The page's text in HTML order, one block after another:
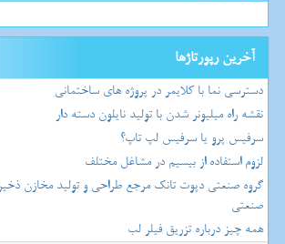
آخرین رپورتاژها
دسترسی نما با کلایمر در پروژه های ساختمانی
نقشه راه میلیونر شدن با تولید نایلون دسته دار
سرفیس پرو یا سرفیس لپ تاپ؟
لزوم استفاده از بیسیم در مشاغل مختلف
گروه صنعتی دپوت تانک مرجع طراحی و تولید مخازن
صنعتی
همه چیز درباره تزریق فیلر لب